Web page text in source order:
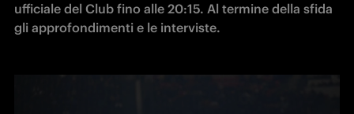
ufficiale del Club fino alle 20:15. Al termine della sfida
gli approfondimenti e le interviste.